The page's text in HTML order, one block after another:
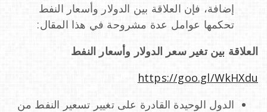
إضافة، فإن العلاقة بين الدولار وأسعار النفط
تحكمها عوامل عدة مشروحة في هذا المقال:
العلاقة بين تغير سعر الدولار وأسعار النفط
https://goo.gl/WkHXdu
الدول الوحيدة القادرة على تغيير تسعير النفط من